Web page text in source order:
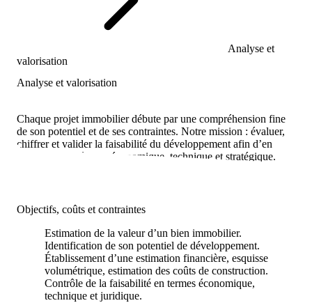
Analyse et
valorisation
Analyse et valorisation
Chaque projet immobilier débute par une compréhension fine
de son potentiel et de ses contraintes. Notre mission : évaluer,
chiffrer et valider la faisabilité du développement afin d’en
garantir la cohérence économique, technique et stratégique.
Objectifs, coûts et contraintes
Estimation de la valeur d’un bien immobilier.
Identification de son potentiel de développement.
Établissement d’une estimation financière, esquisse
volumétrique, estimation des coûts de construction.
Contrôle de la faisabilité en termes économique,
technique et juridique.